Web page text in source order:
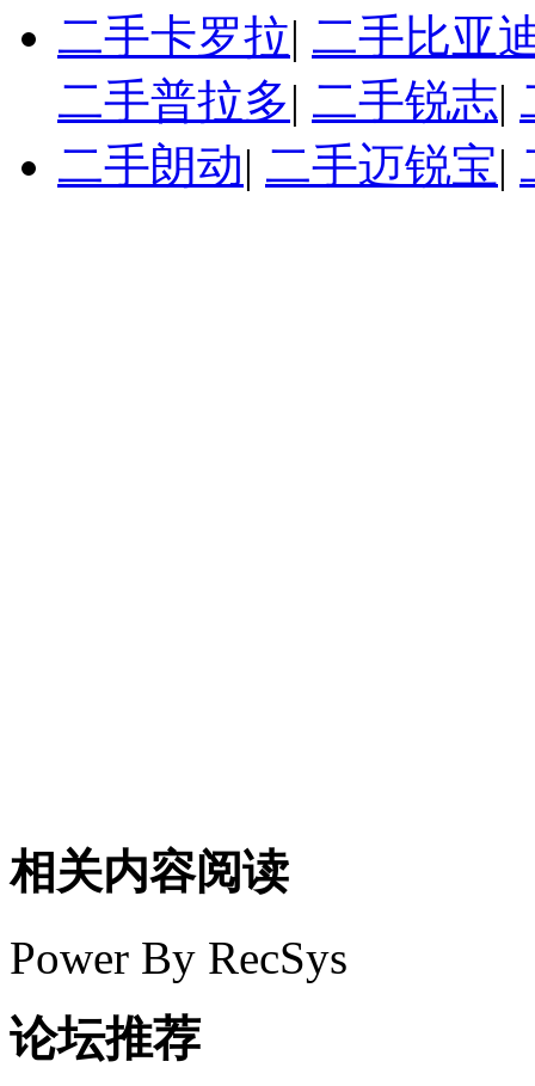
二手卡罗拉| 二手比亚
二手普拉多| 二手锐志|
二手朗动| 二手迈锐宝|
相关内容阅读
Power By RecSys
论坛推荐